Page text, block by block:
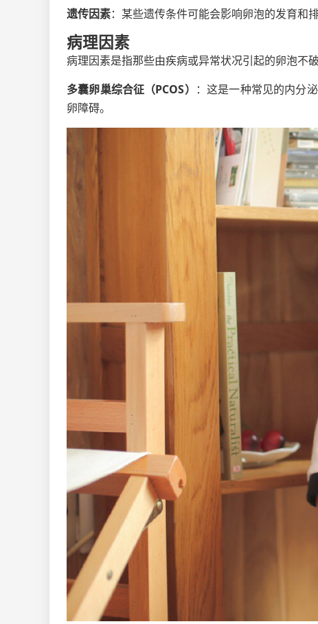
遗传因素：某些遗传条件可能会影响卵泡的发育和
病理因素
病理因素是指那些由疾病或异常状况引起的卵泡不破
多囊卵巢综合征（PCOS） ：这是一种常见的内分
卵障碍。